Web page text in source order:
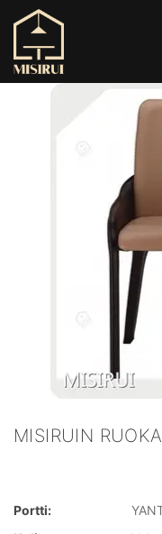
MISIRUIN
Portti: